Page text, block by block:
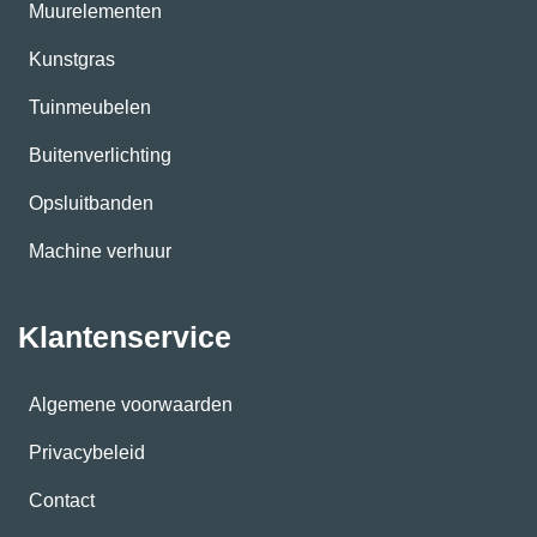
Muurelementen
Kunstgras
Tuinmeubelen
Buitenverlichting
Opsluitbanden
Machine verhuur
Klantenservice
Algemene voorwaarden
Privacybeleid
Contact